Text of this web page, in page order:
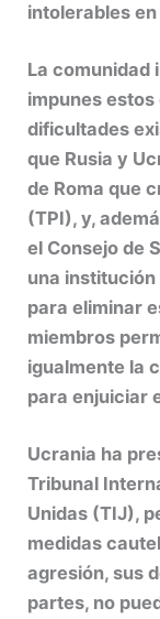
intolerables
La comunidad
impunes
dificultades
que Rusia y
de Roma que
(TPI), y,
el Consejo de
una
para eliminar
miembros
igualmente la
para enjuiciar
Ucrania ha
Tribunal
Unidas (TIJ),
medidas
agresión, sus
partes, no